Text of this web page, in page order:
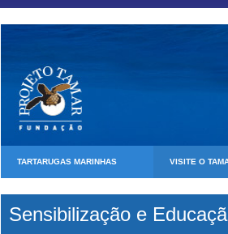
TARTARUGAS MARINHAS VISITE O
Sensibilização e